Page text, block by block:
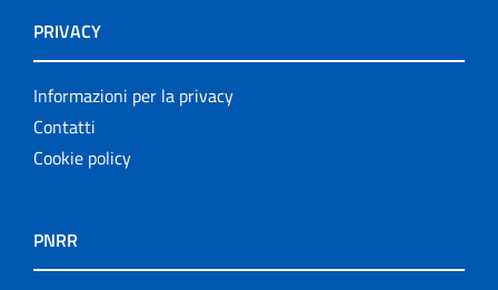
PRIVACY
Informazioni per la privacy
Contatti
Cookie policy
PNRR